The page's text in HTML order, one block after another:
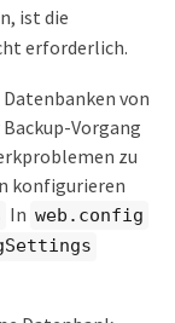
ist die
erforderlich.
von
Vorgang
zu
konfigurieren
In web.config